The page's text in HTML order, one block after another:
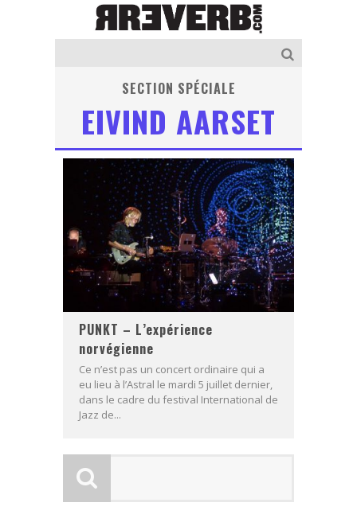
SECTION SPÉCIALE
EIVIND AARSET
PUNKT – L’expérience
norvégienne
Ce n’est pas un concert ordinaire qui a
eu lieu à l’Astral le mardi 5 juillet dernier,
dans le cadre du festival International de
Jazz de...